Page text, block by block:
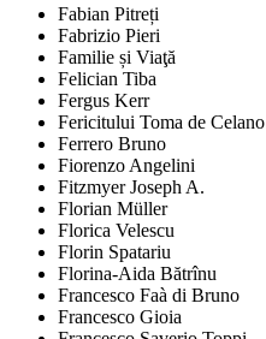
Fabian Pitreți
Fabrizio Pieri
Familie și Viaţă
Felician Tiba
Fergus Kerr
Fericitului Toma de Celano
Ferrero Bruno
Fiorenzo Angelini
Fitzmyer Joseph A.
Florian Müller
Florica Velescu
Florin Spatariu
Florina-Aida Bătrînu
Francesco Faà di Bruno
Francesco Gioia